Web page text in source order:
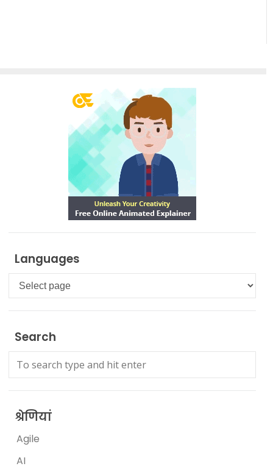
Languages
Languages
Search
श्रेणियां
Agile
AI